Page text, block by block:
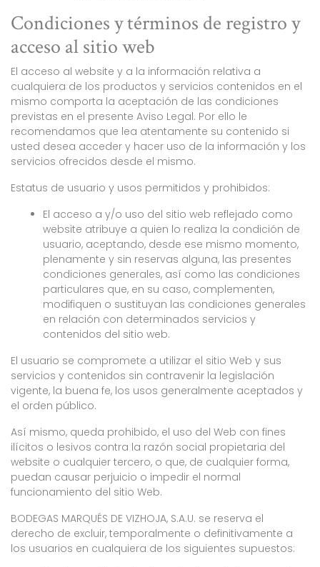
Condiciones y términos de registro y
acceso al sitio web
El acceso al website y a la información relativa a
cualquiera de los productos y servicios contenidos en el
mismo comporta la aceptación de las condiciones
previstas en el presente Aviso Legal. Por ello le
recomendamos que lea atentamente su contenido si
usted desea acceder y hacer uso de la información y los
servicios ofrecidos desde el mismo.
Estatus de usuario y usos permitidos y prohibidos:
El acceso a y/o uso del sitio web reflejado como
website atribuye a quien lo realiza la condición de
usuario, aceptando, desde ese mismo momento,
plenamente y sin reservas alguna, las presentes
condiciones generales, así como las condiciones
particulares que, en su caso, complementen,
modifiquen o sustituyan las condiciones generales
en relación con determinados servicios y
contenidos del sitio web.
El usuario se compromete a utilizar el sitio Web y sus
servicios y contenidos sin contravenir la legislación
vigente, la buena fe, los usos generalmente aceptados y
el orden público.
Así mismo, queda prohibido, el uso del Web con fines
ilícitos o lesivos contra la razón social propietaria del
website o cualquier tercero, o que, de cualquier forma,
puedan causar perjuicio o impedir el normal
funcionamiento del sitio Web.
BODEGAS MARQUÉS DE VIZHOJA, S.A.U. se reserva el
derecho de excluir, temporalmente o definitivamente a
los usuarios en cualquiera de los siguientes supuestos: